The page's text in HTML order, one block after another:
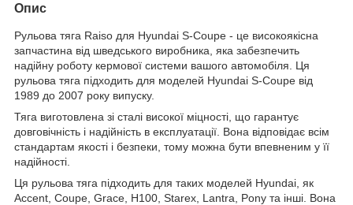
Опис
Рульова тяга Raiso для Hyundai S-Coupe - це високоякісна
запчастина від шведського виробника, яка забезпечить
надійну роботу кермової системи вашого автомобіля. Ця
рульова тяга підходить для моделей Hyundai S-Coupe від
1989 до 2007 року випуску.
Тяга виготовлена зі сталі високої міцності, що гарантує
довговічність і надійність в експлуатації. Вона відповідає всім
стандартам якості і безпеки, тому можна бути впевненим у її
надійності.
Ця рульова тяга підходить для таких моделей Hyundai, як
Accent, Coupe, Grace, H100, Starex, Lantra, Pony та інші. Вона